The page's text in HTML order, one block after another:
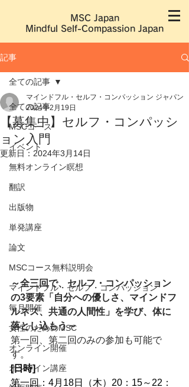
MSC Japan
​Mindful Self-Compassion Japan
記事
全ての記事
MSCコース
イベント
無料オンライン瞑想
翻訳
出版物
単発講座
論文
MSCコース無料説明会
マインドフル・セルフ・コンパッション
毎月開催
女性のためのMSC
オンライン開催
オンライン講座
全ての記事
【募集中】セルフ・コンパッシ
ョン入門
マインドフル・セルフ・コンパッション ジャパン
2024年2月19日
更新日： 2024年3月14日
～全三回で、セルフ・コンパッション
の3要素「自分への優しさ、マインドフ
ルネス、共通の人間性」を学び、体に
落とし込もう～
第一回、第二回のみの参加も可能で
す。
[日時]
第一回：4月18日（木）20：15～22：